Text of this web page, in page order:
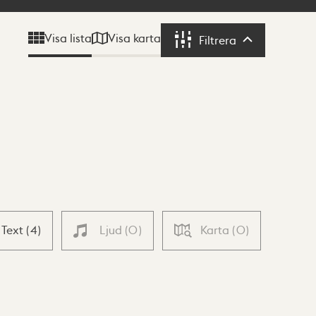
Visa lista Visa karta Filtrera Filtrera
Text (4) Ljud (0) Karta (0)